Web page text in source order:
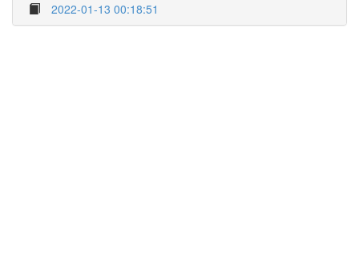
2022-01-13 00:18:51